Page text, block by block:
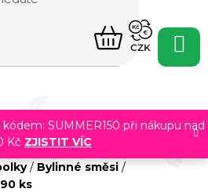
SUMMER150 při nákupu nad
Kč ZJISTIT VÍC
NÁKUPNÍ
KOŠÍK
CZK
/ Bylinné směsi /
ks